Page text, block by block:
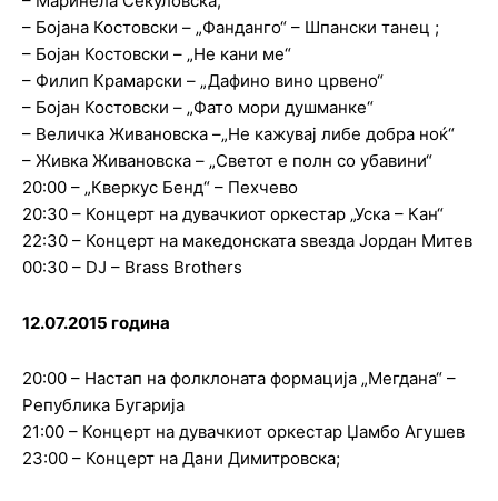
– Бојана Костовски – „Фанданго“ – Шпански танец ;
– Бојан Костовски – „Не кани ме“
– Филип Крамарски – „Дафино вино црвено“
– Бојан Костовски – „Фато мори душманке“
– Величка Живановска –„Не кажувај либе добра ноќ“
– Живка Живановска – „Светот е полн со убавини“
20:00 – „Кверкус Бенд“ – Пехчево
20:30 – Концерт на дувачкиот оркестар „Уска – Кан“
22:30 – Концерт на македонската ѕвезда Јордан Митев
00:30 – DJ – Brass Brothers
12.07.2015 година
20:00 – Настап на фолклоната формација „Мегдана“ –
Република Бугарија
21:00 – Концерт на дувачкиот оркестар Џамбо Агушев
23:00 – Концерт на Дани Димитровска;